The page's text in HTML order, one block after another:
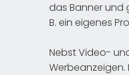
das Banner und
B. ein eigenes
Nebst Video-